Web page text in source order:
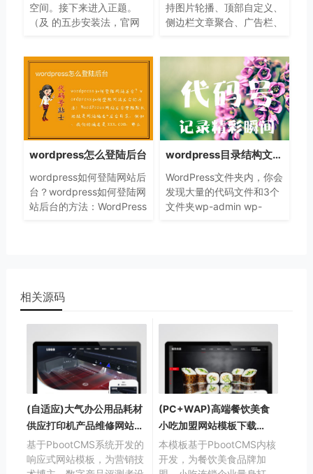
空间。接下来进入正题。
（及 的五步安装法，官网
持图片轮播、顶部自定义、
侧边栏文章聚合、广告栏、
wordpress怎么登陆后台
wordpress如何登陆网站后
台？wordpress如何登陆网
站后台的方法：WordPress
wordpress目录结构文件说明
WordPress文件夹内，你会
发现大量的代码文件和3个
文件夹wp-admin wp-
相关源码
(自适应)大气办公用品耗材
供应打印机产品维修网站模
板下载
基于PbootCMS系统开发的
响应式网站模板，为营销技
(PC+WAP)高端餐饮美食
小吃加盟网站模板下载
pbootcms
本模板基于PbootCMS内核
开发，为餐饮美食品牌加